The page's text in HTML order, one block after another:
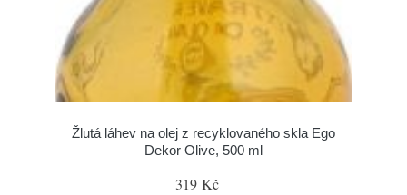
Žlutá láhev na olej z recyklovaného skla Ego
Dekor Olive, 500 ml
319 Kč